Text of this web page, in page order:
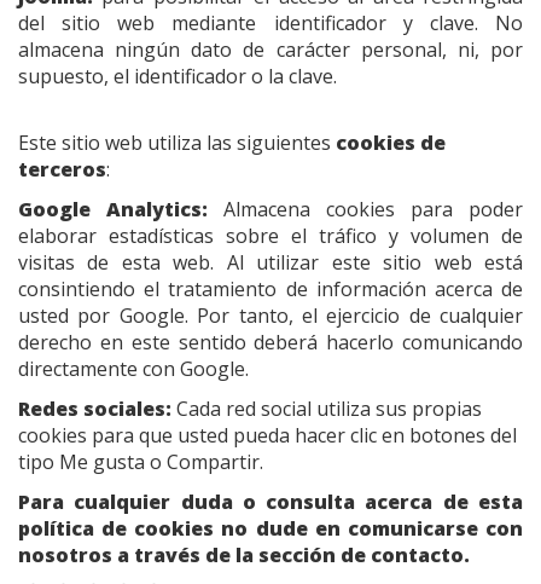
del sitio web mediante identificador y clave. No
almacena ningún dato de carácter personal, ni, por
supuesto, el identificador o la clave.
Este sitio web utiliza las siguientes cookies de
terceros:
Google Analytics: Almacena cookies para poder
elaborar estadísticas sobre el tráfico y volumen de
visitas de esta web. Al utilizar este sitio web está
consintiendo el tratamiento de información acerca de
usted por Google. Por tanto, el ejercicio de cualquier
derecho en este sentido deberá hacerlo comunicando
directamente con Google.
Redes sociales: Cada red social utiliza sus propias
cookies para que usted pueda hacer clic en botones del
tipo Me gusta o Compartir.
Para cualquier duda o consulta acerca de esta
política de cookies no dude en comunicarse con
nosotros a través de la sección de contacto.